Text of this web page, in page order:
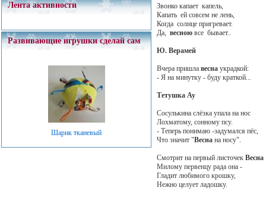
Лента активности
Развивающие игрушки сделай сам
Шарик тканевый
Звонко капает капель,
Капать ей совсем не лень,
Когда солнце пригревает.
Да, весноювсе бывает..
Ю. Верамей
Вчера пришла веснаукрадкой:
- Я на минутку - буду краткой...
Тетушка Ау
Сосулькина слёзка упала на нос
Лохматому, сонному псу.
- Теперь понимаю -задумался пёс,
Что значит "Веснана носу".
Смотрит на первый листочек Весна
Милому первенцу рада она -
Гладит любимого крошку,
Нежно целует ладошку.